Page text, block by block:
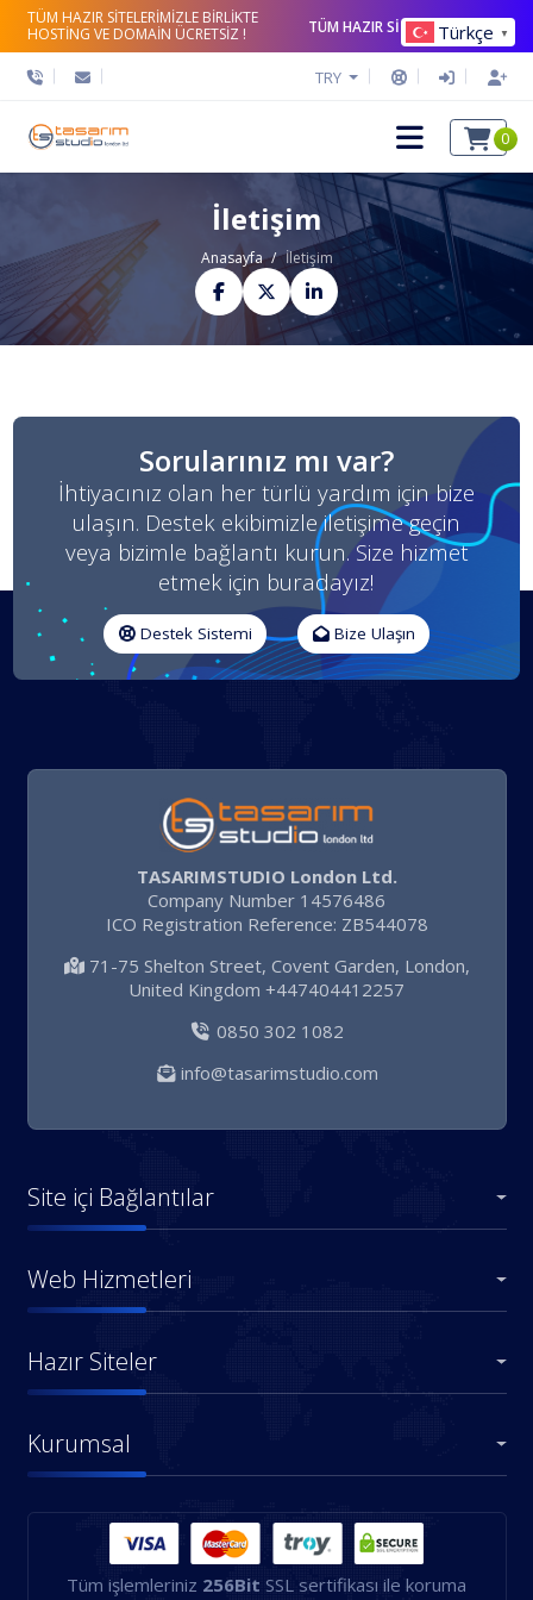
TÜM HAZIR SİTELERİMİZLE BİRLİKTE
HOSTİNG VE DOMAİN ÜCRETSİZ !
TÜM HAZIR SİTELERİ İNCELE
TRY
0
İletişim
Anasayfa İletişim
Sorularınız mı var?
İhtiyacınız olan her türlü yardım için bize
ulaşın. Destek ekibimizle iletişime geçin
veya bizimle bağlantı kurun. Size hizmet
etmek için buradayız!
Destek Sistemi Bize Ulaşın
TASARIMSTUDIO London Ltd.
Company Number 14576486
ICO Registration Reference: ZB544078
71-75 Shelton Street, Covent Garden, London,
United Kingdom +447404412257
0850 302 1082
info@tasarimstudio.com
Site içi Bağlantılar
Web Hizmetleri
Hazır Siteler
Kurumsal
Tüm işlemleriniz 256Bit SSL sertifikası ile koruma
Türkçe ▼